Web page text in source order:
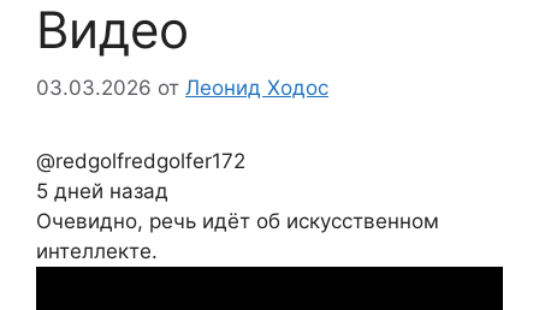
Видео
03.03.2026 от Леонид Ходос
@redgolfredgolfer172
5 дней назад
Очевидно, речь идёт об искусственном
интеллекте.